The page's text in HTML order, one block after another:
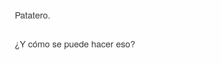
Patatero.
¿Y cómo se puede hacer eso?